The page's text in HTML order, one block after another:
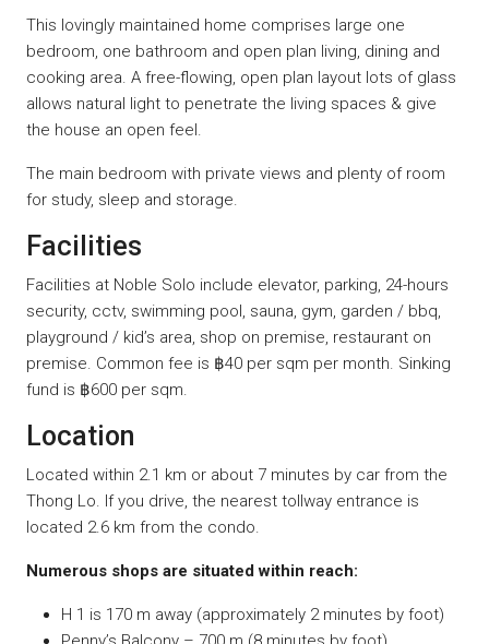
This lovingly maintained home comprises large one
bedroom, one bathroom and open plan living, dining and
cooking area. A free-flowing, open plan layout lots of glass
allows natural light to penetrate the living spaces & give
the house an open feel.
The main bedroom with private views and plenty of room
for study, sleep and storage.
Facilities
Facilities at Noble Solo include elevator, parking, 24-hours
security, cctv, swimming pool, sauna, gym, garden / bbq,
playground / kid’s area, shop on premise, restaurant on
premise. Common fee is ฿40 per sqm per month. Sinking
fund is ฿600 per sqm.
Location
Located within 2.1 km or about 7 minutes by car from the
Thong Lo. If you drive, the nearest tollway entrance is
located 2.6 km from the condo.
Numerous shops are situated within reach:
H 1 is 170 m away (approximately 2 minutes by foot)